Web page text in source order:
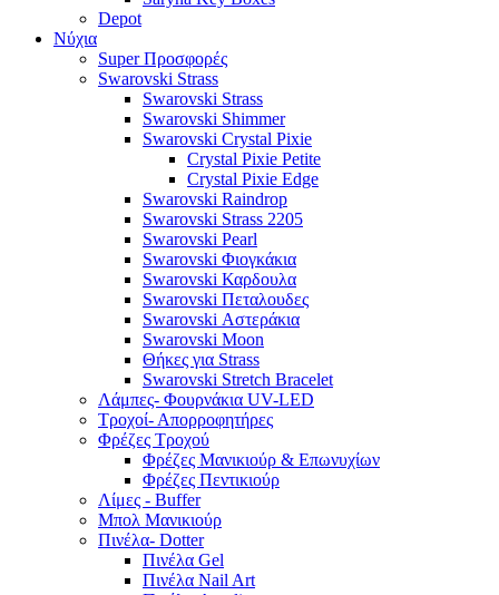
Depot
Νύχια
Super Προσφορές
Swarovski Strass
Swarovski Strass
Swarovski Shimmer
Swarovski Crystal Pixie
Crystal Pixie Petite
Crystal Pixie Edge
Swarovski Raindrop
Swarovski Strass 2205
Swarovski Pearl
Swarovski Φιογκάκια
Swarovski Καρδουλα
Swarovski Πεταλουδες
Swarovski Αστεράκια
Swarovski Moon
Θήκες για Strass
Swarovski Stretch Bracelet
Λάμπες- Φουρνάκια UV-LED
Τροχοί- Απορροφητήρες
Φρέζες Τροχού
Φρέζες Μανικιούρ & Επωνυχίων
Φρέζες Πεντικιούρ
Λίμες - Buffer
Μπολ Μανικιούρ
Πινέλα- Dotter
Πινέλα Gel
Πινέλα Nail Art